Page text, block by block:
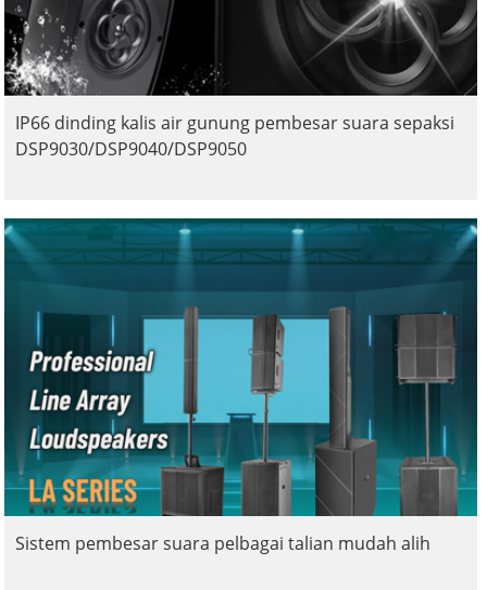
IP66 dinding kalis air gunung pembesar suara sepaksi
DSP9030/DSP9040/DSP9050
Sistem pembesar suara pelbagai talian mudah alih